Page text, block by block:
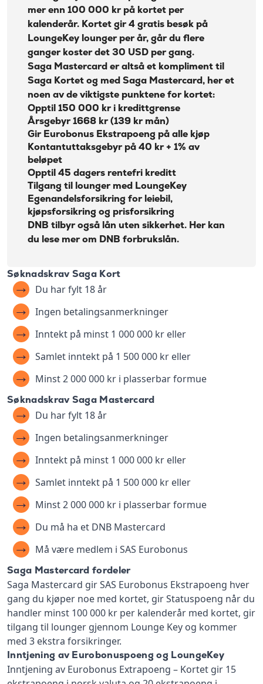
mer enn 100 000 kr på kortet per
kalenderår. Kortet gir 4 gratis besøk på
LoungeKey lounger per år, går du flere
ganger koster det 30 USD per gang.
Saga Mastercard er altså et kompliment til
Saga Kortet og med Saga Mastercard, her et
noen av de viktigste punktene for kortet:
Opptil 150 000 kr i kredittgrense
Årsgebyr 1668 kr (139 kr mån)
Gir Eurobonus Ekstrapoeng på alle kjøp
Kontantuttaksgebyr på 40 kr + 1% av
beløpet
Opptil 45 dagers rentefri kreditt
Tilgang til lounger med LoungeKey
Egenandelsforsikring for leiebil,
kjøpsforsikring og prisforsikring
DNB tilbyr også lån uten sikkerhet. Her kan
du lese mer om DNB forbrukslån.
Søknadskrav Saga Kort
Du har fylt 18 år
Ingen betalingsanmerkninger
Inntekt på minst 1 000 000 kr eller
Samlet inntekt på 1 500 000 kr eller
Minst 2 000 000 kr i plasserbar formue
Søknadskrav Saga Mastercard
Du har fylt 18 år
Ingen betalingsanmerkninger
Inntekt på minst 1 000 000 kr eller
Samlet inntekt på 1 500 000 kr eller
Minst 2 000 000 kr i plasserbar formue
Du må ha et DNB Mastercard
Må være medlem i SAS Eurobonus
Saga Mastercard fordeler
Saga Mastercard gir SAS Eurobonus Ekstrapoeng hver
gang du kjøper noe med kortet, gir Statuspoeng når du
handler minst 100 000 kr per kalenderår med kortet, gir
tilgang til lounger gjennom Lounge Key og kommer
med 3 ekstra forsikringer.
Inntjening av Eurobonuspoeng og LoungeKey
Inntjening av Eurobonus Extrapoeng – Kortet gir 15